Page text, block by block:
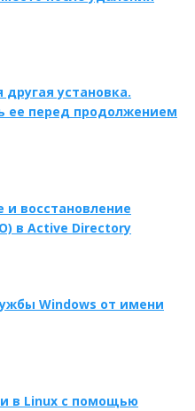
установка.
ее перед продолжением
и восстановление
в Active Directory
Windows от имени
в Linux с помощью